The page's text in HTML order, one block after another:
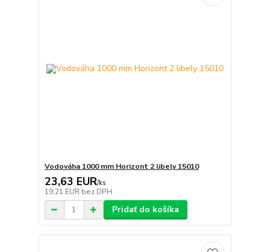
Vodováha 1000 mm Horizont 2 libely 15010
23,63 EUR/ks
19,21 EUR bez DPH
Pridať do košíka